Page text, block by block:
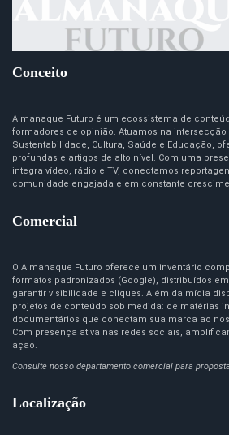
Conceito
Almanaque Futuro é um ecossistema de
formadores de opinião. Atuamos na intersecção
Sustentabilidade, Cultura, Saúde e Educação,
profundas e artigos de alto nível. Com uma
integra vídeo, rádio e TV, conectamos
comunidade engajada e em constante
Comercial
O Almanaque Futuro oferece um inventário
formatos padronizados (Google), distribuídos
garantir visibilidade e cliques. Além da mídia
projetos de conteúdo sob medida: de matérias
documentários que conectam sua marca ao
Com presença ativa nas redes sociais,
ação.
Consulte nosso departamento comercial para
Localização